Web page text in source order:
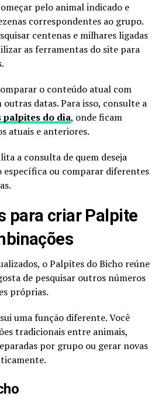
pelo animal indicado e
correspondentes ao grupo.
centenas e milhares ligadas
as ferramentas do site para
o conteúdo atual com
datas. Para isso, consulte a
palpites do dia, onde ficam
atuais e anteriores.
a consulta de quem deseja
específica ou comparar diferentes
para criar Palpite
o Palpites do Bicho reúne
de pesquisar outros números
próprias.
uma função diferente. Você
tradicionais entre animais,
por grupo ou gerar novas